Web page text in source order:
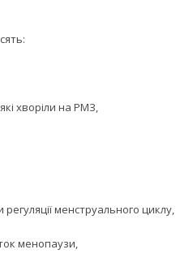
хворіли на РМЗ,
менструального циклу,
менопаузи,